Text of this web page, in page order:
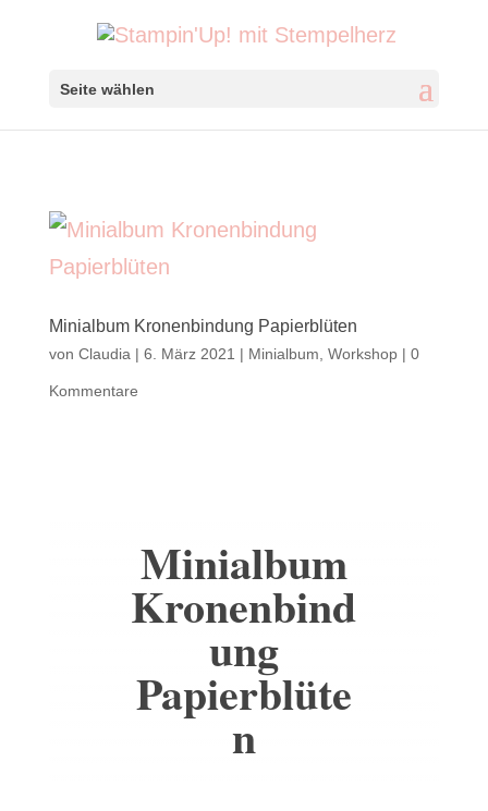
Seite wählen
Minialbum Kronenbindung Papierblüten
von Claudia | 6. März 2021 | Minialbum Workshop| 0
Kommentare
Minialbum
Kronenbind
ung
Papierblüte
n